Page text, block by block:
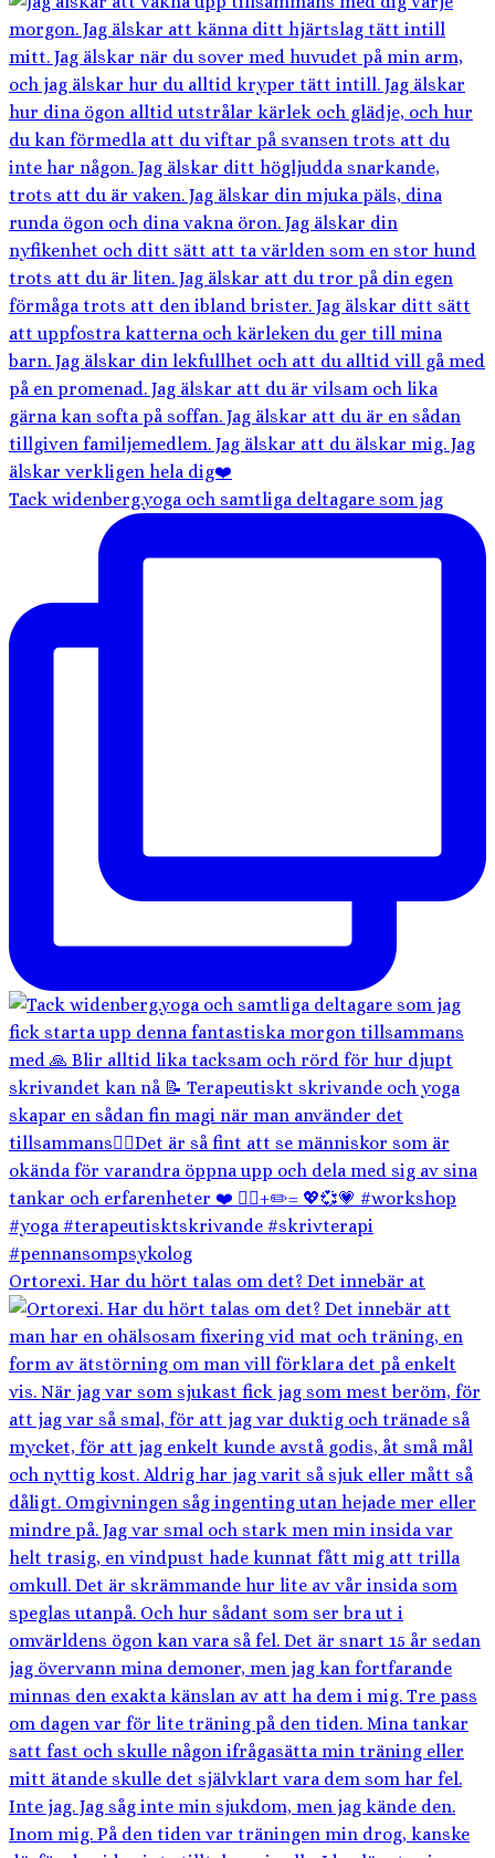
Tack widenberg.yoga och samtliga deltagare som jag
Ortorexi. Har du hört talas om det? Det innebär at